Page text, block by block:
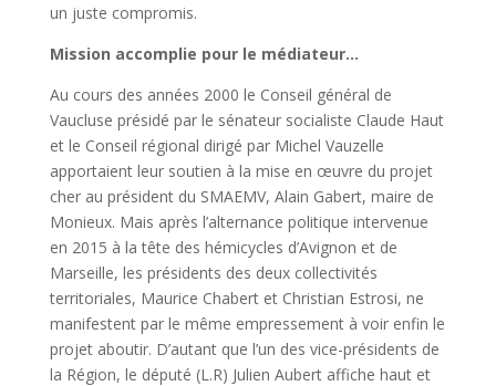
un juste compromis.
Mission accomplie pour le médiateur…
Au cours des années 2000 le Conseil général de
Vaucluse présidé par le sénateur socialiste Claude Haut
et le Conseil régional dirigé par Michel Vauzelle
apportaient leur soutien à la mise en œuvre du projet
cher au président du SMAEMV, Alain Gabert, maire de
Monieux. Mais après l’alternance politique intervenue
en 2015 à la tête des hémicycles d’Avignon et de
Marseille, les présidents des deux collectivités
territoriales, Maurice Chabert et Christian Estrosi, ne
manifestent par le même empressement à voir enfin le
projet aboutir. D’autant que l’un des vice-présidents de
la Région, le député (L.R) Julien Aubert affiche haut et